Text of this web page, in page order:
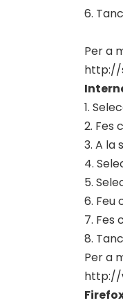
6.
Per a
http://
1.
2. Fes
3. A la
4.
5.
6. Feu
7. Fes
8.
Per a
http://